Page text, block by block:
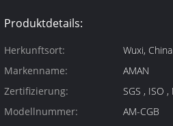
Produktdetails:
Herkunftsort:
Wuxi, China
Markenname:
AMAN
Zertifizierung:
SGS , ISO ,
Modellnummer:
AM-CGB